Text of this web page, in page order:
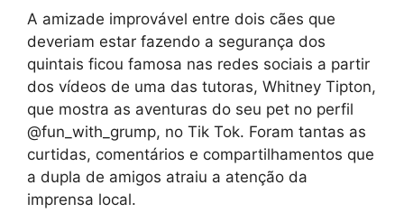
A amizade improvável entre dois cães que
deveriam estar fazendo a segurança dos
quintais ficou famosa nas redes sociais a partir
dos vídeos de uma das tutoras, Whitney Tipton,
que mostra as aventuras do seu pet no perfil
@fun_with_grump, no Tik Tok. Foram tantas as
curtidas, comentários e compartilhamentos que
a dupla de amigos atraiu a atenção da
imprensa local.